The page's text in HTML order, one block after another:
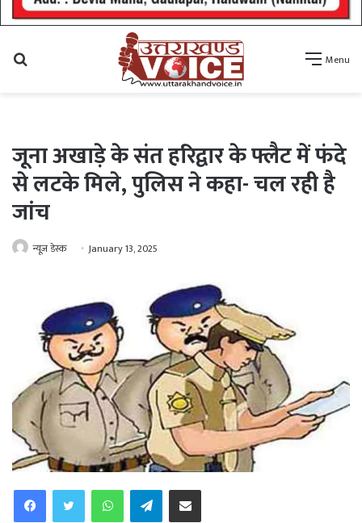
Menu
जूना अखाड़े के संत हरिद्वार के फ्लैट में फंदे
से लटके मिले, पुलिस ने कहा- चल रही है
जांच
न्यूज़ डेस्क January 13, 2025
WhatsAppTelegramShare via Email